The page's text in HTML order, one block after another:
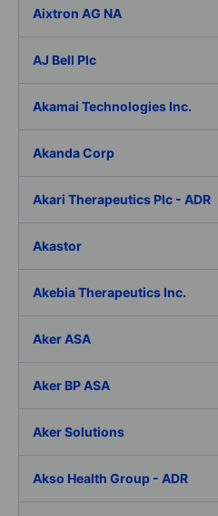
Aixtron AG NA
AJ Bell Plc
Akamai Technologies Inc.
Akanda Corp
Akari Therapeutics Plc - ADR
Akastor
Akebia Therapeutics Inc.
Aker ASA
Aker BP ASA
Aker Solutions
Akso Health Group - ADR